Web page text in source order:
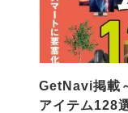
GetNavi掲載
アイテム128